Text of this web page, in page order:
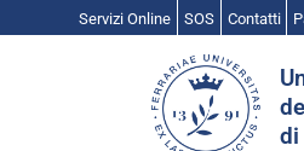
Servizi Online SOS Contatti
di